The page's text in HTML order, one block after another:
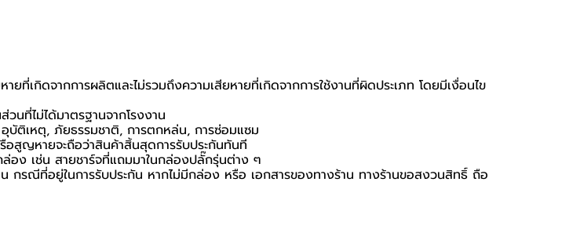
เกิดจากการผลิตและไม่รวมถึงความเสียหายที่เกิดจากการใช้งานที่ผิดประเภท โดยมีเงื่อนไข
นที่ไม่ได้มาตรฐานจากโรงงาน
บัติเหตุ, ภัยธรรมชาติ, การตกหล่น, การซ่อมแซม
สูญหายจะถือว่าสินค้าสิ้นสุดการรับประกันทันที
ง เช่น สายชาร์จที่แถมมาในกล่องปลั๊กรุ่นต่าง ๆ
รณีที่อยู่ในการรับประกัน หากไม่มีกล่อง หรือ เอกสารของทางร้าน ทางร้านขอสงวนสิทธิ์ ถือ